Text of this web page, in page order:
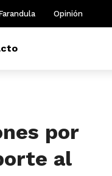
Opinión
por
al